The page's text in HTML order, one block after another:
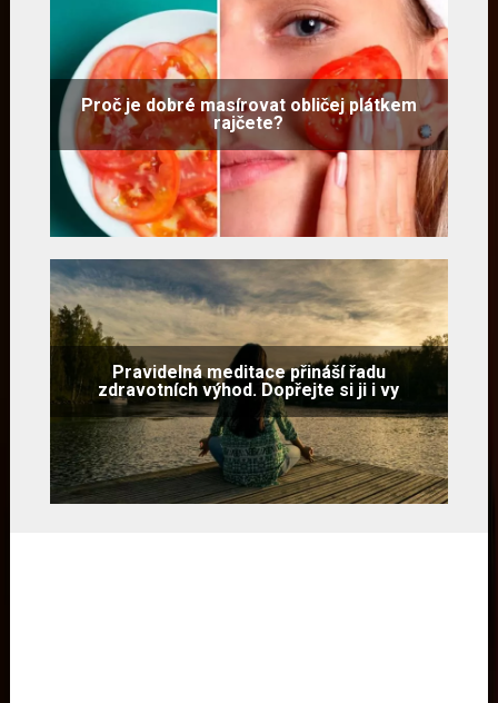
Proč je dobré masírovat obličej plátkem
rajčete?
Pravidelná meditace přináší řadu
zdravotních výhod. Dopřejte si ji i vy